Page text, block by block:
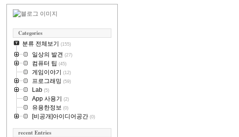
Categories
분류 전체보기 (155)
일상의 발견 (27)
컴퓨터 팁 (45)
게임이야기 (12)
프로그래밍 (59)
Lab (5)
App 사용기 (2)
유용한정보 (0)
[비공개]아이디어공간 (0)
recent Entries